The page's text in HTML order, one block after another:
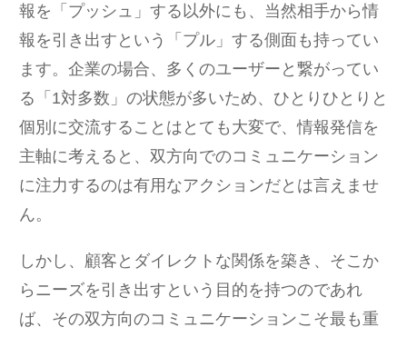
報を「プッシュ」する以外にも、当然相手から情
報を引き出すという「プル」する側面も持ってい
ます。企業の場合、多くのユーザーと繋がってい
る「1対多数」の状態が多いため、ひとりひとりと
個別に交流することはとても大変で、情報発信を
主軸に考えると、双方向でのコミュニケーション
に注力するのは有用なアクションだとは言えませ
ん。
しかし、顧客とダイレクトな関係を築き、そこか
らニーズを引き出すという目的を持つのであれ
ば、その双方向のコミュニケーションこそ最も重